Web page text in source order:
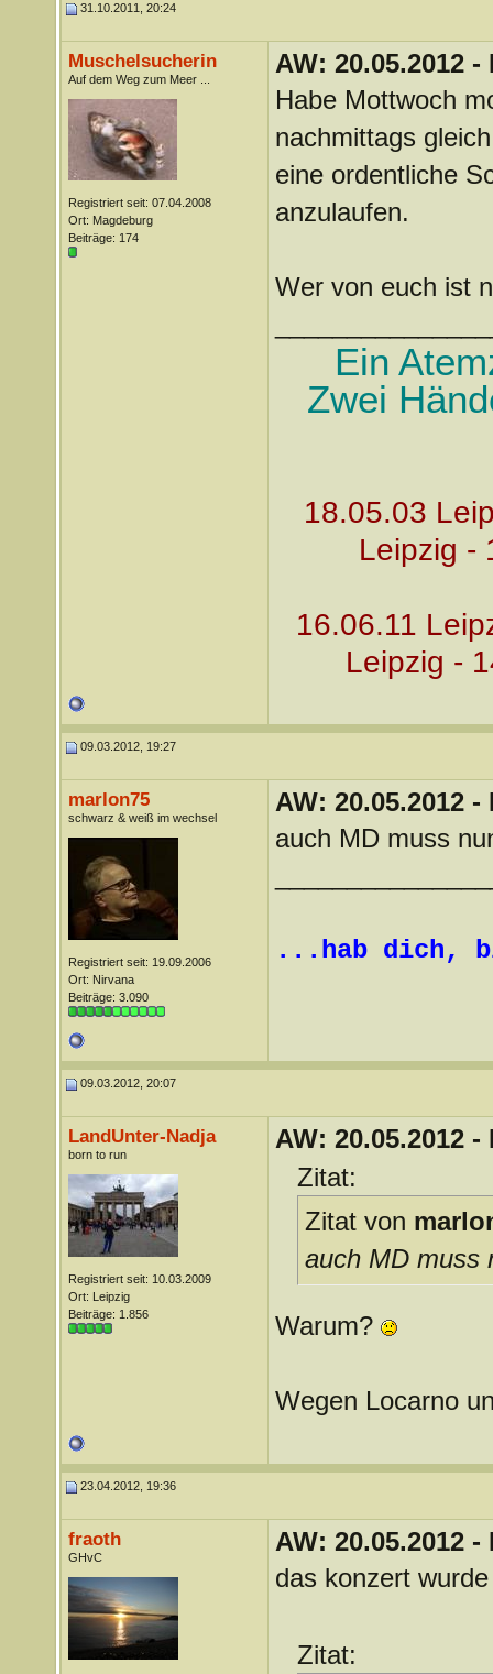
31.10.2011, 20:24
Muschelsucherin
Auf dem Weg zum Meer ...
Registriert seit: 07.04.2008
Ort: Magdeburg
Beiträge: 174
AW: 20.05.2012
Habe Mottwoch
nachmittags
eine ordentliche
anzulaufen.
Wer von euch ist
Ein
Zwei
18.05.03
Leipzig -
16.06.11
Leipzig -
09.03.2012, 19:27
marlon75
schwarz & weiß im wechsel
Registriert seit: 19.09.2006
Ort: Nirvana
Beiträge: 3.090
AW: 20.05.2012
auch MD muss
...hab dich,
09.03.2012, 20:07
LandUnter-Nadja
born to run
Registriert seit: 10.03.2009
Ort: Leipzig
Beiträge: 1.856
AW: 20.05.2012
Zitat:
Zitat von
auch MD muss
Warum?
Wegen Locarno
23.04.2012, 19:36
fraoth
GHvC
AW: 20.05.2012
das konzert
Zitat: